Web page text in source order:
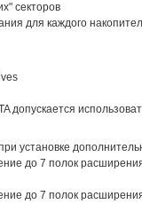
секторов
для каждого
допускается
установке
до 7 полок
до 7 полок